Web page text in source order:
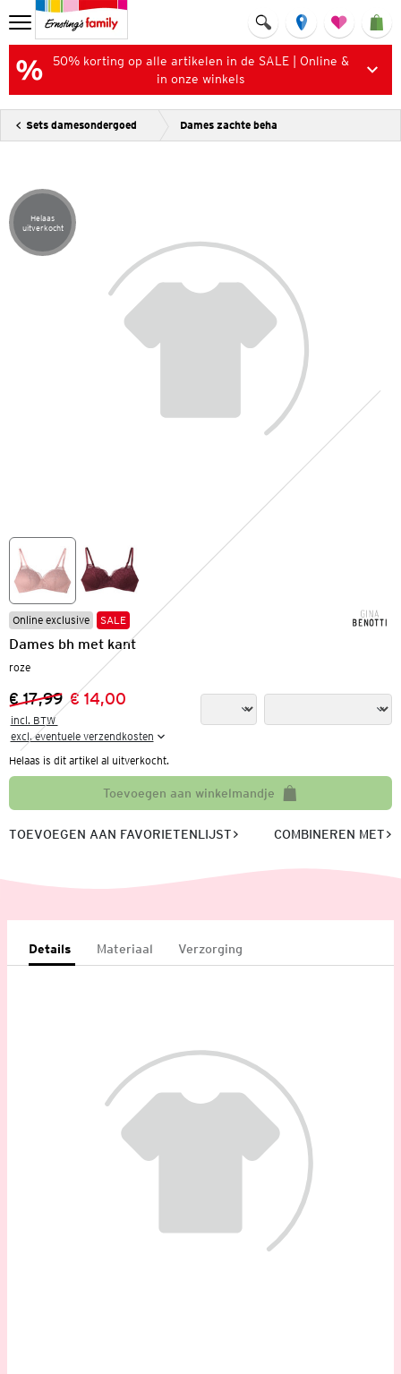
50% korting op alle artikelen in de SALE | Online &
in onze winkels
Sets damesondergoed Dames zachte beha
Artikel helaas uitverkocht
Helaas
uitverkocht
Online exclusive SALE
Dames bh met kant
roze
Vorige prijs:
€ 17,99
Nieuwe prijs:
€ 14,00
incl. BTW
excl. eventuele verzendkosten
Helaas is dit artikel al uitverkocht.
Toevoegen aan winkelmandje
TOEVOEGEN AAN FAVORIETENLIJST COMBINEREN MET
Details Materiaal Verzorging